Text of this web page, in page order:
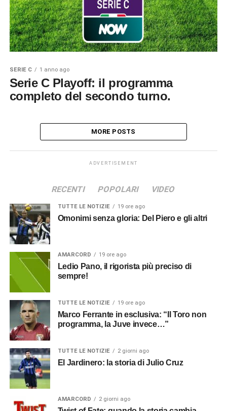
SERIE C 1 anno ago
Serie C Playoff: il programma
completo del secondo turno.
MORE POSTS
ADVERTISEMENT
RECENTI POPOLARI VIDEO
TUTTE LE NOTIZIE 19 ore ago
Omonimi senza gloria: Del Piero e gli altri
AMARCORD 19 ore ago
Ledio Pano, il rigorista più preciso di
sempre!
TUTTE LE NOTIZIE 19 ore ago
Marco Ferrante in esclusiva: “Il Toro non
programma, la Juve invece…”
TUTTE LE NOTIZIE 2 giorni ago
El Jardinero: la storia di Julio Cruz
AMARCORD 2 giorni ago